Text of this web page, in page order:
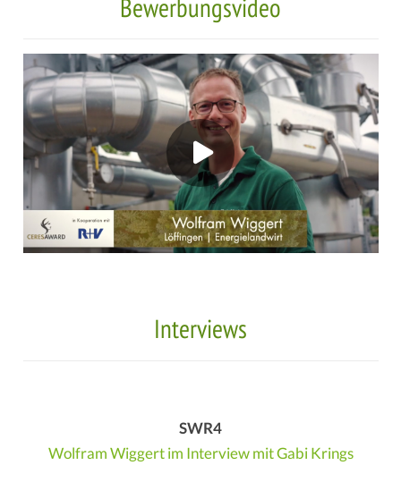
Bewerbungsvideo
Interviews
SWR4
Wolfram Wiggert im Interview mit Gabi Krings